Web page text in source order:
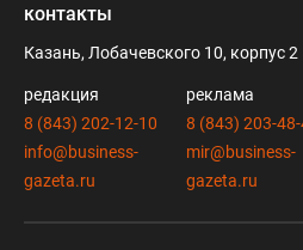
контакты
Казань, Лобачевского 10, корпус 2
редакция
8 (843) 202-12-10
info@business-
gazeta.ru
реклама
8 (843) 203-
mir@business-
gazeta.ru